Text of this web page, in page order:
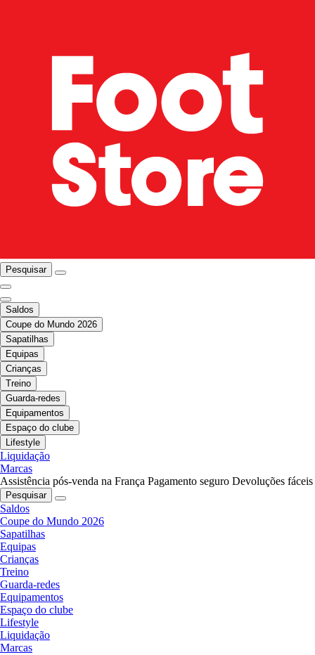
Pesquisar
Saldos
Coupe do Mundo 2026
Sapatilhas
Equipas
Crianças
Treino
Guarda-redes
Equipamentos
Espaço do clube
Lifestyle
Liquidação
Marcas
Assistência pós-venda na França Pagamento seguro Devoluções fáceis
Pesquisar
Saldos
Coupe do Mundo 2026
Sapatilhas
Equipas
Crianças
Treino
Guarda-redes
Equipamentos
Espaço do clube
Lifestyle
Liquidação
Marcas